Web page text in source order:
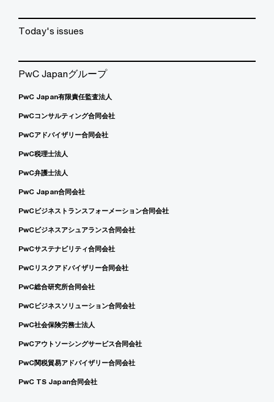
Today's issues
PwC Japanグループ
PwC Japan有限責任監査法人
PwCコンサルティング合同会社
PwCアドバイザリー合同会社
PwC税理士法人
PwC弁護士法人
PwC Japan合同会社
PwCビジネストランスフォーメーション合同会社
PwCビジネスアシュアランス合同会社
PwCサステナビリティ合同会社
PwCリスクアドバイザリー合同会社
PwC総合研究所合同会社
PwCビジネスソリューション合同会社
PwC社会保険労務士法人
PwCアウトソーシングサービス合同会社
PwC関税貿易アドバイザリー合同会社
PwC TS Japan合同会社